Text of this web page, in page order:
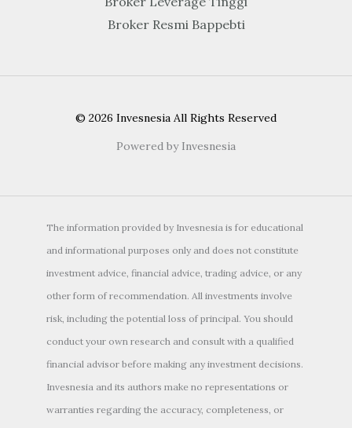
Broker Resmi Bappebti
© 2026 Invesnesia All Rights Reserved
Powered by Invesnesia
The information provided by Invesnesia is for educational
and informational purposes only and does not constitute
investment advice, financial advice, trading advice, or any
other form of recommendation. All investments involve
risk, including the potential loss of principal. You should
conduct your own research and consult with a qualified
financial advisor before making any investment decisions.
Invesnesia and its authors make no representations or
warranties regarding the accuracy, completeness, or